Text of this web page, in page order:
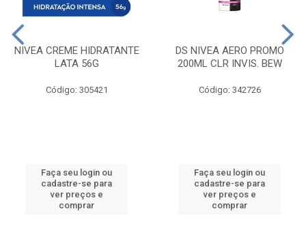
NIVEA CREME HIDRATANTE
LATA 56G
Código: 305421
Faça seu login ou
cadastre-se para
ver preços e
comprar
DS NIVEA AERO PROMO
200ML CLR INVIS. BEW
Código: 342726
Faça seu login ou
cadastre-se para
ver preços e
comprar